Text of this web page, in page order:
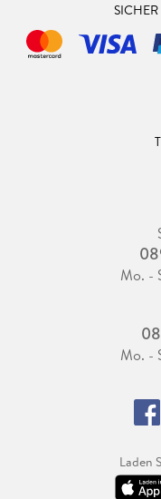
Mo. -
Mo. -
Laden